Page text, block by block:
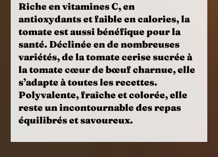
Riche envitamines C, en
antioxydantset faible en calories, la
tomateest aussi bénéfique pour la
santé. Déclinée en de nombreuses
variétés, de la tomate cerise sucrée à
la tomate cœur de bœuf charnue, elle
s’adapte à toutes les recettes.
Polyvalente, fraîche et colorée, elle
reste un incontournable des repas
équilibrés et savoureux.